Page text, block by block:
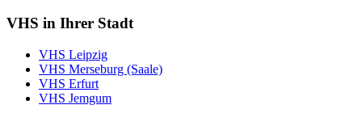
VHS in Ihrer Stadt
VHS Leipzig
VHS Merseburg (Saale)
VHS Erfurt
VHS Jemgum